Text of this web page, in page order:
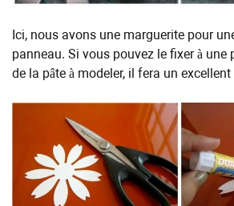
Ici, nous avons une marguerite pour
panneau. Si vous pouvez le fixer à une
de la pâte à modeler, il fera un excellent